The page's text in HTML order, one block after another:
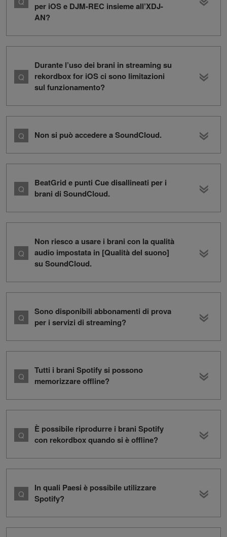
per iOS e DJM-REC insieme all’XDJ-
AN?
Durante l’uso dei brani in streaming su
rekordbox for iOS ci sono limitazioni
sul funzionamento?
Non si può accedere a SoundCloud.
BeatGrid e punti Cue disallineati per i
brani di SoundCloud.
Non riesco a usare i brani con la qualità
audio impostata in [Qualità del suono]
su SoundCloud.
Sono disponibili abbonamenti di prova
per i servizi di streaming?
Tutti i brani Spotify si possono
memorizzare offline?
È possibile riprodurre i brani Spotify
con rekordbox quando si è offline?
In quali Paesi è possibile utilizzare
Spotify?